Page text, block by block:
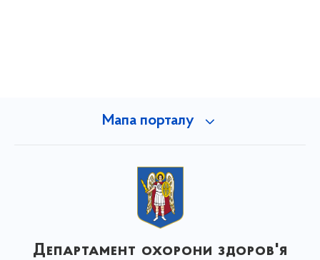
Мапа порталу
Департамент охорони здоров'я